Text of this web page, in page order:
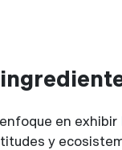
en exhibir
y